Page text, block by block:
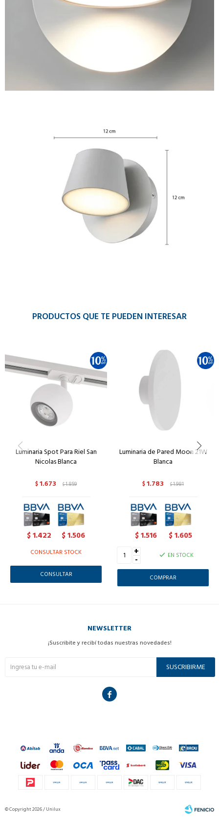
PRODUCTOS QUE TE PUEDEN INTERESAR
Luminaria Spot Para Riel San
Nicolas Blanca
$1.673 $1.859
$1.422 $1.506
CONSULTAR STOCK
CONSULTAR
Luminaria de Pared Moon 21W
Blanca
$1.783 $1.981
$1.516 $1.605
+
- EN STOCK
NEWSLETTER
¡Suscribite y recibí todas nuestras novedades!
SUSCRIBIRME

© Copyright 2026 / Unilux